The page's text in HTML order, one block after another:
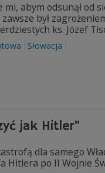
abym odsunął od
był
ks. Józef
Słowacja
jak Hitler"
dla samego
Hitlera po II Wojnie